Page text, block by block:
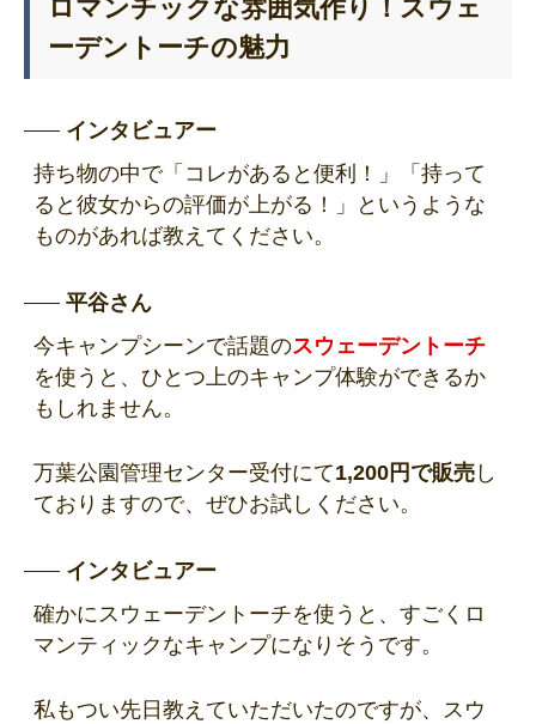
ロマンチックな雰囲気作り！スウェ
ーデントーチの魅力
インタビュアー
持ち物の中で「コレがあると便利！」「持って
ると彼女からの評価が上がる！」というような
ものがあれば教えてください。
平谷さん
今キャンプシーンで話題のスウェーデントーチ
を使うと、ひとつ上のキャンプ体験ができるか
もしれません。
万葉公園管理センター受付にて1,200円で販売 し
ておりますので、ぜひお試しください。
インタビュアー
確かにスウェーデントーチを使うと、すごくロ
マンティックなキャンプになりそうです。
私もつい先日教えていただいたのですが、スウ